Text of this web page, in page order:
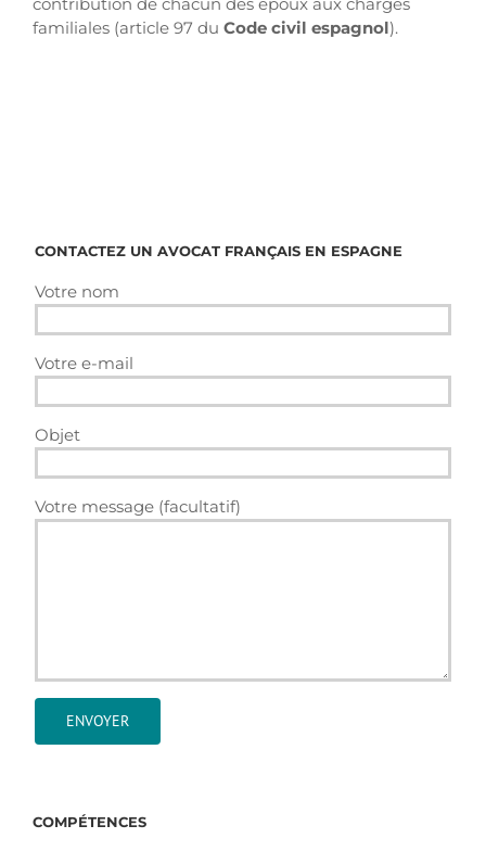
contribution de chacun des époux aux charges
familiales (article 97 du Code civil espagnol).
CONTACTEZ UN AVOCAT FRANÇAIS EN ESPAGNE
Votre nom
Votre e-mail
Objet
Votre message (facultatif)
COMPÉTENCES